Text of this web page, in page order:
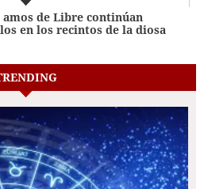
amos de Libre continúan
en los recintos de la diosa